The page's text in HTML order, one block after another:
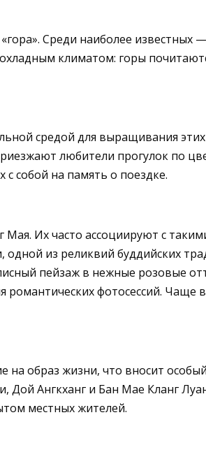
Среди наиболее известных
климатом: горы
средой для выращивания
любители прогулок по
с собой на память о поездке.
Их часто ассоциируют с
одной из реликвий буддийских
пейзаж в нежные розовые
фотосессий. Чаще
на образ жизни, что вносит
Дой Ангкханг и Бан Мае Кланг
местных жителей.